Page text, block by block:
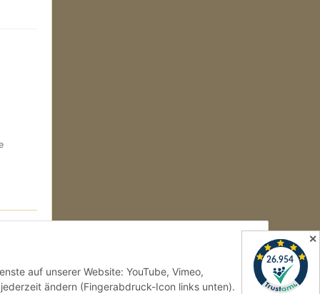
auf unserer Website: YouTube, Vimeo,
ändern (Fingerabdruck-Icon links unten).
✕